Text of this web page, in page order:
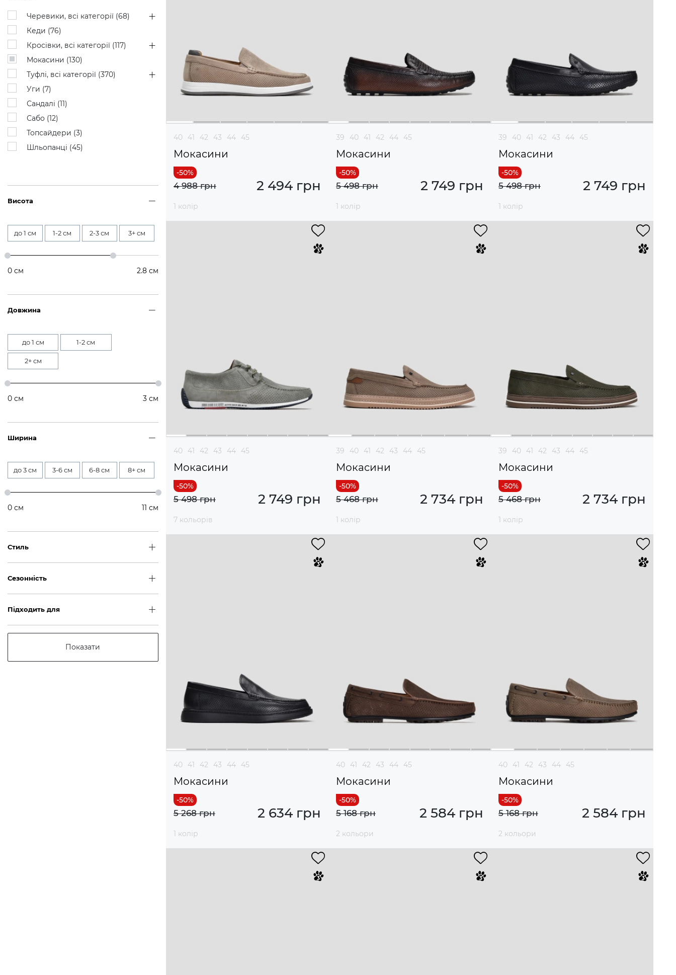
Черевики, всі категорії (68)
Кеди (76)
Кросівки, всі категорії (117)
Мокасини (130)
Туфлі, всі категорії (370)
Уги (7)
Сандалі (11)
Сабо (12)
Топсайдери (3)
Шльопанці (45)
Висота
до 1 см 1-2 см 2-3 см 3+ см
0 см 2.8 см
Довжина
до 1 см 1-2 см
2+ см
0 см 3 см
Ширина
до 3 см 3-6 см 6-8 см 8+ см
0 см 11 см
Стиль
Сезонність
Підходить для
Показати
40 41 42 43 44 45
Мокасини
2 494 грн
4 988 грн
1 колір
39 40 41 42 44 45
Мокасини
2 749 грн
5 498 грн
1 колір
39 40 41 42 43 44 45
Мокасини
2 749 грн
5 498 грн
1 колір
40 41 42 43 44 45
Мокасини
2 749 грн
5 498 грн
7 кольорів
39 40 41 42 43 44 45
Мокасини
2 734 грн
5 468 грн
1 колір
39 40 41 42 43 44 45
Мокасини
2 734 грн
5 468 грн
1 колір
40 41 42 43 44 45
Мокасини
2 634 грн
5 268 грн
1 колір
40 41 42 43 44 45
Мокасини
2 584 грн
5 168 грн
2 кольори
40 41 42 43 44 45
Мокасини
2 584 грн
5 168 грн
2 кольори